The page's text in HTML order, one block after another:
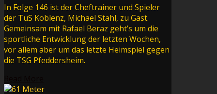
In Folge 146 ist der Cheftrainer und Spieler
der TuS Koblenz, Michael Stahl, zu Gast.
Gemeinsam mit Rafael Beraz geht’s um die
sportliche Entwicklung der letzten Wochen,
vor allem aber um das letzte Heimspiel gegen
die TSG Pfeddersheim.